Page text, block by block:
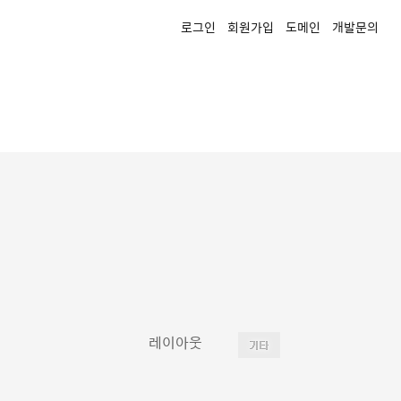
로그인 회원가입 도메인 개발문의
레이아웃